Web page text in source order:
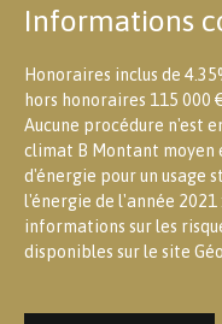
Informations
Honoraires inclus de
hors honoraires 115 000
Aucune procédure n'est
climat B Montant moyen
d'énergie pour un usage
l'énergie de l'année 2021
informations sur les
disponibles sur le site